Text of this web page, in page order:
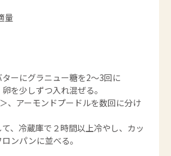
量
ーにグラニュー糖を2～3回に
を少しずつ入れ混ぜる。
、アーモンドプードルを数回に分け
、冷蔵庫で２時間以上冷やし、カッ
ンパンに並べる。